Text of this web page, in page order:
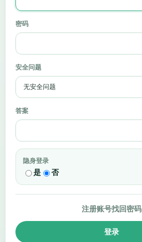
密码
安全问题
答案
隐身登录
是 否
注册账号找回密码
登录